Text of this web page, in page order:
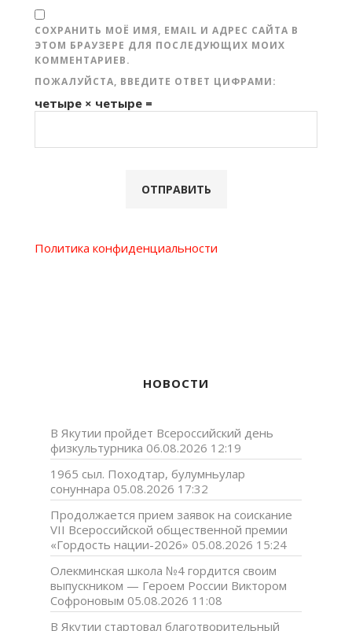
СОХРАНИТЬ МОЁ ИМЯ, EMAIL И АДРЕС САЙТА В
ЭТОМ БРАУЗЕРЕ ДЛЯ ПОСЛЕДУЮЩИХ МОИХ
КОММЕНТАРИЕВ.
ПОЖАЛУЙСТА, ВВЕДИТЕ ОТВЕТ ЦИФРАМИ:
четыре × четыре =
Политика конфиденциальности
НОВОСТИ
В Якутии пройдет Всероссийский день
физкультурника 06.08.2026 12:19
1965 сыл. Походтар, булумньулар
сонуннара 05.08.2026 17:32
Продолжается прием заявок на соискание
VII Всероссийской общественной премии
«Гордость нации-2026» 05.08.2026 15:24
Олекминская школа №4 гордится своим
выпускником — Героем России Виктором
Софроновым 05.08.2026 11:08
В Якутии стартовал благотворительный